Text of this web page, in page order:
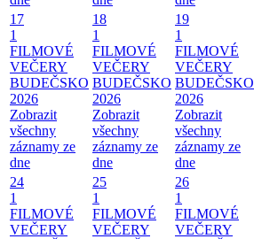
17
1
FILMOVÉ
VEČERY
BUDEČSKO
2026
Zobrazit
všechny
záznamy ze
dne
18
1
FILMOVÉ
VEČERY
BUDEČSKO
2026
Zobrazit
všechny
záznamy ze
dne
19
1
FILMOVÉ
VEČERY
BUDEČSKO
2026
Zobrazit
všechny
záznamy ze
dne
24
1
FILMOVÉ
VEČERY
25
1
FILMOVÉ
VEČERY
26
1
FILMOVÉ
VEČERY